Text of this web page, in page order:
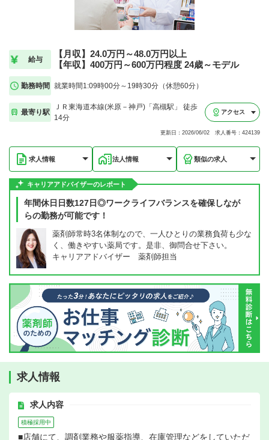
給与
【月収】24.0万円～48.0万円以上
【年収】400万円～600万円程度 24歳～モデル
勤務時間 就業時間1:09時00分～19時30分（休憩60分）
最寄り駅
ＪＲ東海道本線(米原－神戸)「高槻駅」 徒歩
14分
アクセス
更新日：2026/06/02 求人番号：424139
求人情報 法人情報 類似の求人
キャリアアドバイザーのレポート
年間休日日数127日◎ワークライフバランスを確保しなが
らの勤務が可能です！
薬剤師常時3名体制なので、一人ひとりの業務負荷も少な
く、働きやすい薬局です。是非、御問合せ下さい。
キャリアアドバイザー 薬剤師担当
求人情報
求人内容
積極採用中
■店舗にて、調剤業務や服薬指導、在庫管理などをしていただ